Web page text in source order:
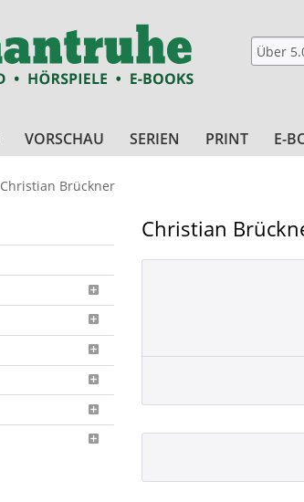
VORSCHAU SERIEN PRINT E-
Christian Brückner
Christian